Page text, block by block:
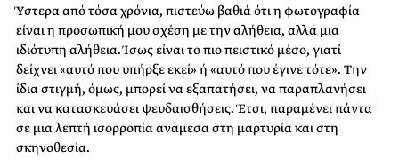
Ύστερα από τόσα χρόνια, πιστεύω βαθιά ότι η φωτογραφία
είναι η προσωπική μου σχέση με την αλήθεια, αλλά μια
ιδιότυπη αλήθεια. Ίσως είναι το πιο πειστικό μέσο, γιατί
δείχνει «αυτό που υπήρξε εκεί» ή «αυτό που έγινε τότε». Την
ίδια στιγμή, όμως, μπορεί να εξαπατήσει, να παραπλανήσει
και να κατασκευάσει ψευδαισθήσεις. Έτσι, παραμένει πάντα
σε μια λεπτή ισορροπία ανάμεσα στη μαρτυρία και στη
σκηνοθεσία.